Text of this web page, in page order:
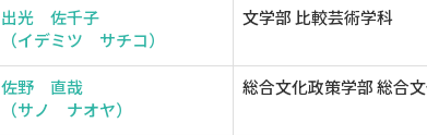
出光 佐千子
（イデミツ サチコ）
文学部 比較芸術学科
佐野 直哉
（サノ ナオヤ）
総合文化政策学部 総合